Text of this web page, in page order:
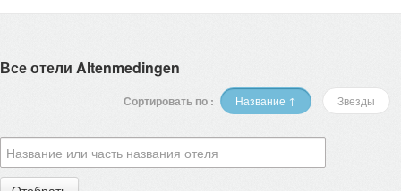
Все отели Altenmedingen
Сортировать по : Название ↑ Звезды